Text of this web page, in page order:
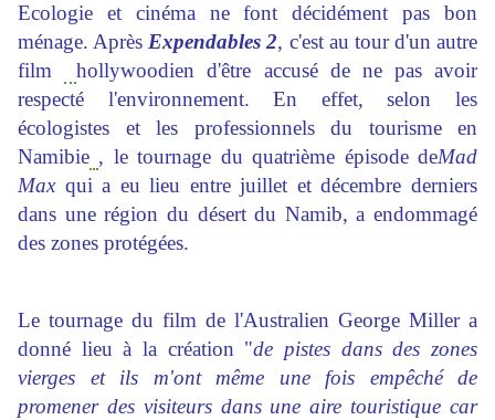
Ecologie et cinéma ne font décidément pas bon
ménage. Après Expendables 2, c'est au tour d'un autre
film
hollywoodien d'être accusé de ne pas avoir
respecté l'environnement. En effet, selon les
écologistes et les professionnels du tourisme en
Namibie , le tournage du quatrième épisode deMad
Maxqui a eu lieu entre juillet et décembre derniers
dans une région du désert du Namib, a endommagé
des zones protégées.
Le tournage du film de l'Australien George Miller a
donné lieu à la création "de pistes dans des zones
vierges et ils m'ont même une fois empêché de
promener des visiteurs dans une aire touristique car